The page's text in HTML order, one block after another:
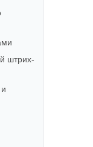
штрих-